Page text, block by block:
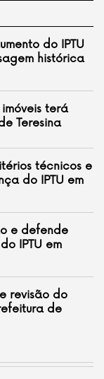
do IPTU
histórica
terá
Teresina
técnicos e
do IPTU em
e defende
IPTU em
revisão do
de